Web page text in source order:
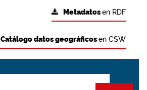
Metadatosen RDF
Catálogo datos geográficosen CSW